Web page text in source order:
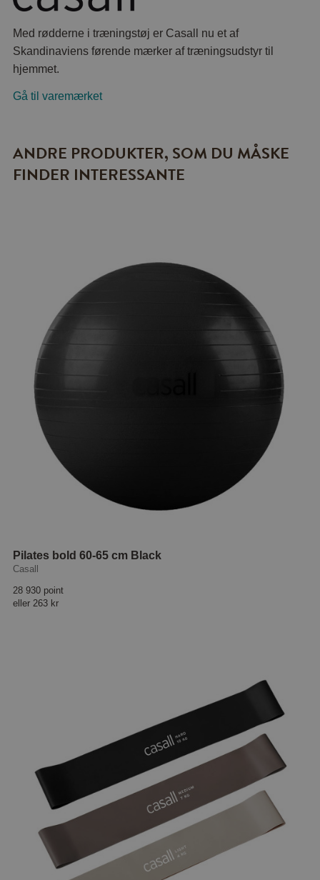
Med rødderne i træningstøj er Casall nu et af
Skandinaviens førende mærker af træningsudstyr til
hjemmet.
Gå til varemærket
ANDRE PRODUKTER, SOM DU MÅSKE
FINDER INTERESSANTE
Pilates bold 60-65 cm Black
Casall
28 930 point
eller 263 kr